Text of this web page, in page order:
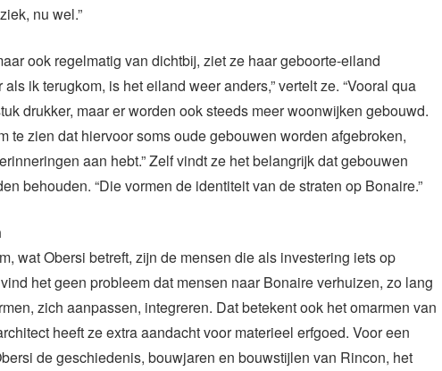
nu wel.”
ook regelmatig van dichtbij, ziet ze haar geboorte-eiland
ik terugkom, is het eiland weer anders,” vertelt ze. “Vooral qua
drukker, maar er worden ook steeds meer woonwijken gebouwd.
te zien dat hiervoor soms oude gebouwen worden afgebroken,
aan hebt.” Zelf vindt ze het belangrijk dat gebouwen
behouden. “Die vormen de identiteit van de straten op Bonaire.”
wat Obersi betreft, zijn de mensen die als investering iets op
het geen probleem dat mensen naar Bonaire verhuizen, zo lang
zich aanpassen, integreren. Dat betekent ook het omarmen van
heeft ze extra aandacht voor materieel erfgoed. Voor een
de geschiedenis, bouwjaren en bouwstijlen van Rincon, het